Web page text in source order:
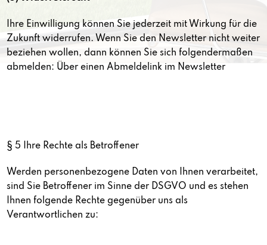
Ihre Einwilligung können Sie jederzeit mit Wirkung für die
Zukunft widerrufen. Wenn Sie den Newsletter nicht weiter
beziehen wollen, dann können Sie sich folgendermaßen
abmelden: Über einen Abmeldelink im Newsletter
§ 5 Ihre Rechte als Betroffener
Werden personenbezogene Daten von Ihnen verarbeitet,
sind Sie Betroffener im Sinne der DSGVO und es stehen
Ihnen folgende Rechte gegenüber uns als
Verantwortlichen zu: